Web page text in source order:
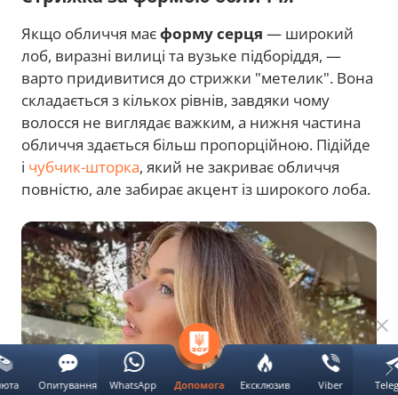
Якщо обличчя маєформу серця — широкий
лоб, виразні вилиці та вузьке підборіддя, —
варто придивитися до стрижки "метелик". Вона
складається з кількох рівнів, завдяки чому
волосся не виглядає важким, а нижня частина
обличчя здається більш пропорційною. Підійде
і чубчик-шторка, який не закриває обличчя
повністю, але забирає акцент із широкого лоба.
Допомога Ексклюзив Viber
Опитування WhatsApp